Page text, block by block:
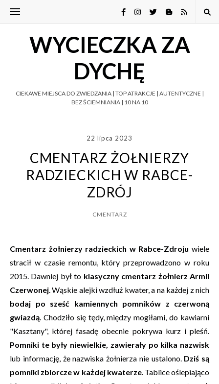
WYCIECZKA ZA
DYCHĘ
CIEKAWE MIEJSCA DO ZWIEDZANIA | TOP ATRAKCJE | AUTENTYCZNE |
BEZ ŚCIEMNIANIA | 10 NA 10
22 lipca 2023
CMENTARZ ŻOŁNIERZY
RADZIECKICH W RABCE-
ZDRÓJ
CMENTARZ
Cmentarz żołnierzy radzieckich w Rabce-Zdroju wiele
stracił w czasie remontu, który przeprowadzono w roku
2015. Dawniej był to klasyczny cmentarz żołnierz Armii
Czerwonej. Wąskie alejki wzdłuż kwater, a na każdej z nich
bodaj po sześć kamiennych pomników z czerwoną
gwiazdą. Chodziło się tędy, między mogiłami, do kawiarni
"Kasztany", której fasadę obecnie pokrywa kurz i pleśń.
Pomniki te były niewielkie, zawierały po kilka nazwisk
lub informację, że nazwiska żołnierza nie ustalono. Dziś są
pomniki zbiorcze w każdej kwaterze. Tablice oślepiająco